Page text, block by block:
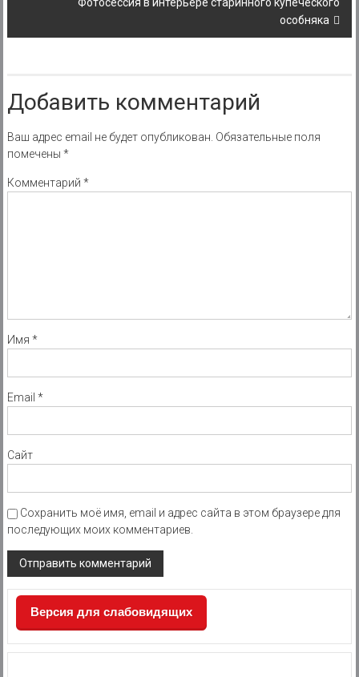
особняка
Добавить комментарий
Ваш адрес email не будет опубликован. Обязательные поля
помечены *
Комментарий *
Имя *
Email *
Сайт
Сохранить моё имя, email и адрес сайта в этом браузере для
последующих моих комментариев.
Версия для слабовидящих